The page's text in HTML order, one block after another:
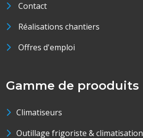
Contact
Réalisations chantiers
Offres d'emploi
Gamme de prooduits
Climatiseurs
Outillage frigoriste & climatisation